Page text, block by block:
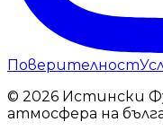
Поверителност
© 2026 Истински
атмосфера на